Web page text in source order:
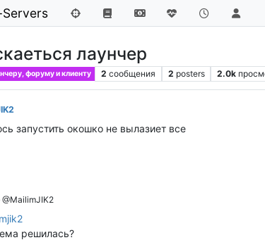
лаунчер
форуму и клиенту 2 сообщения 2 posters 2.0k
запустить окошко не вылазиет все
@MailimJIK2
решилась?